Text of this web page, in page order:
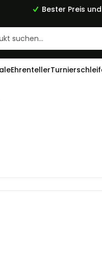
Bester Preis
Ehrenteller